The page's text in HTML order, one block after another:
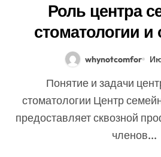
Роль центра
стоматологии
направления
whynotcomfor
Понятие и задачи центра семейной
стоматологии Центр
предоставляет сквозной
членов...